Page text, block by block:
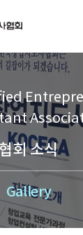
협회 소식
Gallery